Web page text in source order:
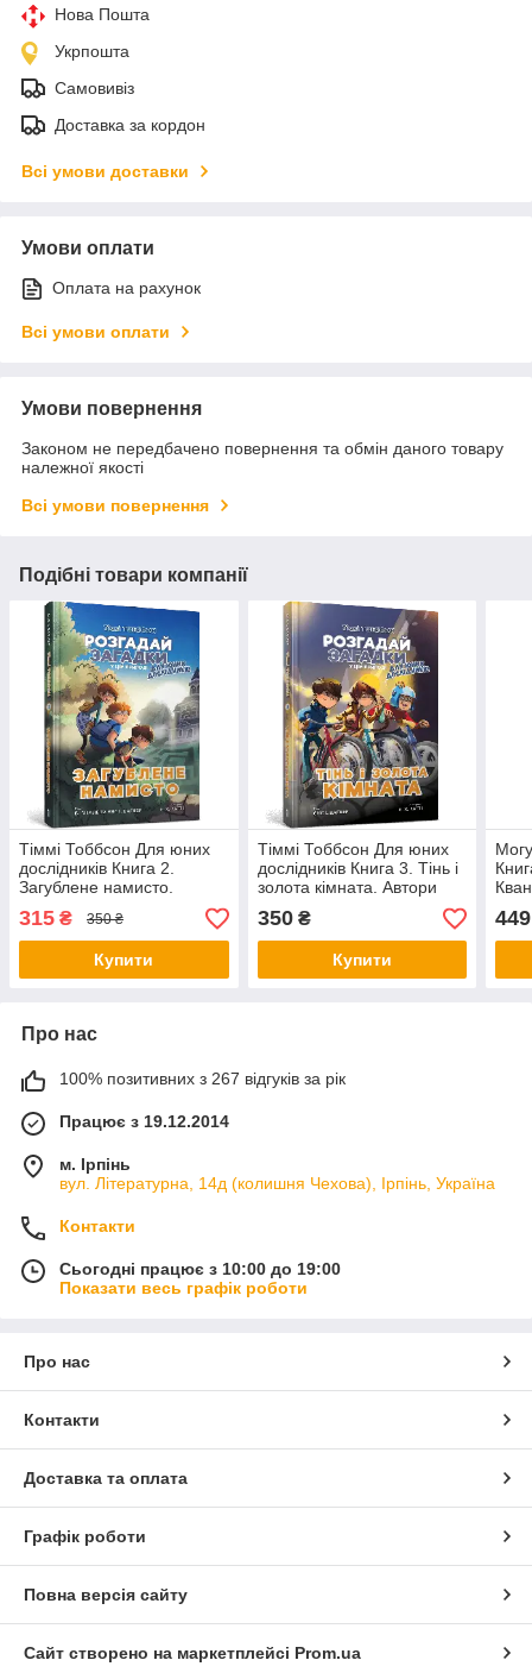
Нова Пошта
Укрпошта
Самовивіз
Доставка за кордон
Всі умови доставки
Умови оплати
Оплата на рахунок
Всі умови оплати
Умови повернення
Законом не передбачено повернення та обмін даного товару
належної якості
Всі умови повернення
Подібні товари компанії
Тіммі Тоббсон Для юних
дослідників Книга 2.
Загублене намисто.
Автори Брук Вітале, Єнс І.
Ваґнер
315 ₴ 350 ₴
Купити
Тіммі Тоббсон Для юних
дослідників Книга 3. Тінь і
золота кімната. Автори
Брук Вітале, Єнс І. Ваґнер
350₴
Купити
449
Про нас
100% позитивних з 267 відгуків за рік
Працює з 19.12.2014
м. Ірпінь
вул. Літературна, 14д (колишня Чехова), Ірпінь, Україна
Контакти
Сьогодні працює з 10:00 до 19:00
Показати весь графік роботи
Про нас
Контакти
Доставка та оплата
Графік роботи
Повна версія сайту
Сайт створено на маркетплейсі Prom.ua